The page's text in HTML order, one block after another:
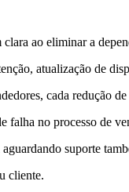
ao eliminar a
atualização de
cada redução
falha no processo de
suporte
cliente.